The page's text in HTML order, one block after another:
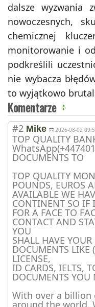
dalsze wyzwania
nowoczesnych,
chemicznej
monitorowanie i
podkreślili
nie wybacza
to wyjątkowo
Komentarze
#2 Mike 2026-08-02
TOP QUALITY
DOCUMENTS TO
TOP QUALITY
POUNDS, EUROS
AVAILABLE WE
CONTINENT SO IF
FOR A FACE TO
CONTACT AND
YOU
SHALL HAVE
DOCUMENTS LIKE
LICENSE,
ID CARDS, IELTS,
DOCUMENTS YOU
With over a
around the world.